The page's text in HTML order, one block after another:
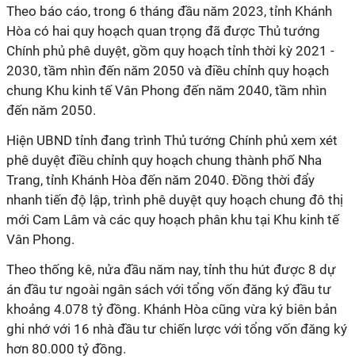
Theo báo cáo, trong 6 tháng đầu năm 2023, tỉnh Khánh
Hòa có hai quy hoạch quan trọng đã được Thủ tướng
Chính phủ phê duyệt, gồm quy hoạch tỉnh thời kỳ 2021 -
2030, tầm nhìn đến năm 2050 và điều chỉnh quy hoạch
chung Khu kinh tế Vân Phong đến năm 2040, tầm nhìn
đến năm 2050.
Hiện UBND tỉnh đang trình Thủ tướng Chính phủ xem xét
phê duyệt điều chỉnh quy hoạch chung thành phố Nha
Trang, tỉnh Khánh Hòa đến năm 2040. Đồng thời đẩy
nhanh tiến độ lập, trình phê duyệt quy hoạch chung đô thị
mới Cam Lâm và các quy hoạch phân khu tại Khu kinh tế
Vân Phong.
Theo thống kê, nửa đầu năm nay, tỉnh thu hút được 8 dự
án đầu tư ngoài ngân sách với tổng vốn đăng ký đầu tư
khoảng 4.078 tỷ đồng. Khánh Hòa cũng vừa ký biên bản
ghi nhớ với 16 nhà đầu tư chiến lược với tổng vốn đăng ký
hơn 80.000 tỷ đồng.